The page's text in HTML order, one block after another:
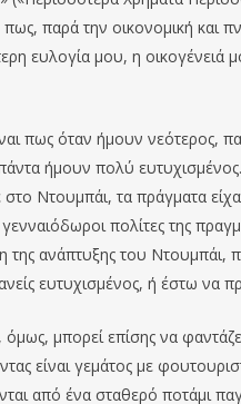
παρά την οικονομική και
ευλογία μου, η
πως όταν ήμουν νεότερος,
ήμουν πολύ
στο Ντουμπάι, τα πράγματα
πολίτες της
της ανάπτυξης του Ντουμπάι,
ευτυχισμένος, ή έστω να
μπορεί επίσης να
είναι γεμάτος με
από ένα σταθερό ποτάμι